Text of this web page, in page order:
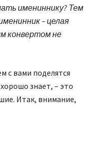
имениннику? Тем
– целая
конвертом не
с вами поделятся
знает, – это
Итак, внимание,